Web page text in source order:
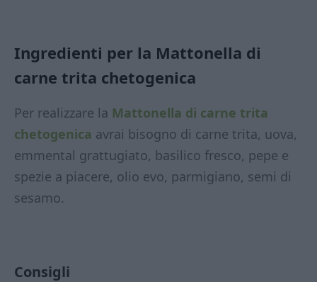
Ingredienti per la Mattonella di
carne trita chetogenica
Per realizzare la Mattonella di carne trita
chetogenica avrai bisogno di carne trita, uova,
emmental grattugiato, basilico fresco, pepe e
spezie a piacere, olio evo, parmigiano, semi di
sesamo.
Consigli